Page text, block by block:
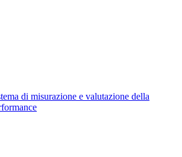
di misurazione e valutazione della